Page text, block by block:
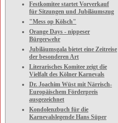
Festkomitee startet Vorverkauf
für Sitzungen und Jubiläumszug
"Mess op Kölsch"
Orange Days - nippeser
Bürgerwehr
Jubiläumsgala bietet eine Zeitreise
der besonderen Art
Literarisches Komitee zeigt die
Vielfalt des Kölner Karnevals
Dr. Joachim Wüst mit Närrisch-
Europäischem Förderpreis
ausgezeichnet
Kondolenzbuch für die
Karnevalslegende Hans Süper